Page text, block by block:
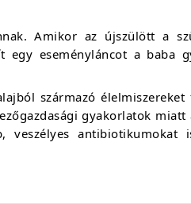
Amikor az újszülött a
eseményláncot a baba
származó élelmiszereket
gyakorlatok
antibiotikumokat